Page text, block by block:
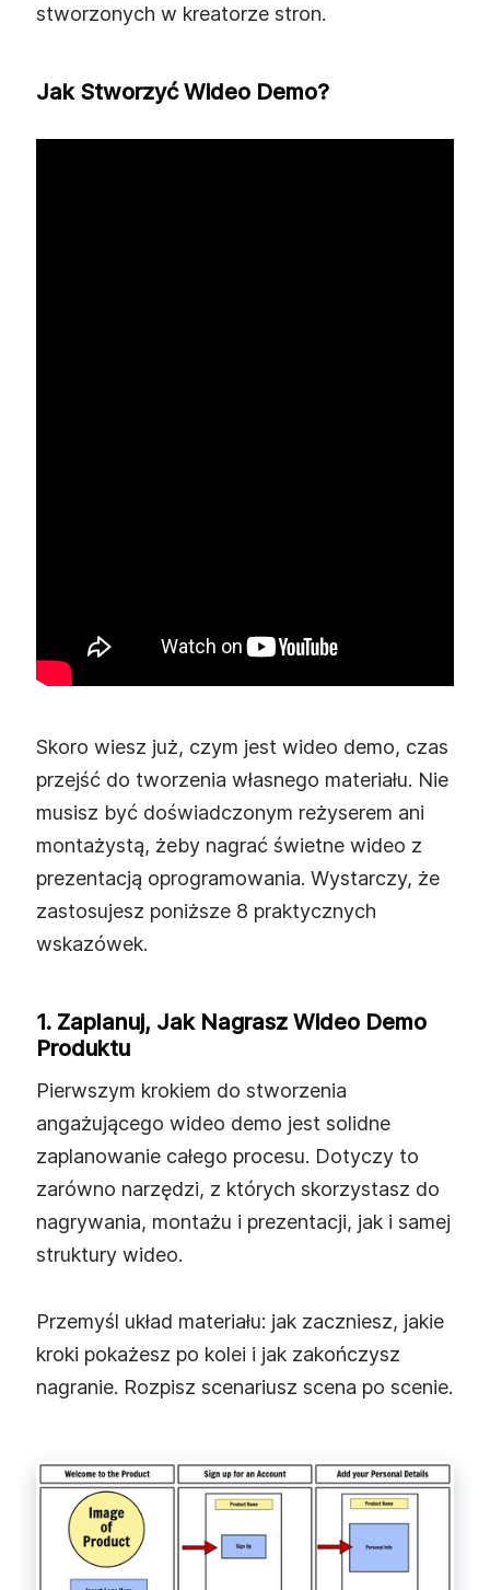
stworzonych w kreatorze stron.
Jak Stworzyć Wideo Demo?
Skoro wiesz już, czym jest wideo demo, czas
przejść do tworzenia własnego materiału. Nie
musisz być doświadczonym reżyserem ani
montażystą, żeby nagrać świetne wideo z
prezentacją oprogramowania. Wystarczy, że
zastosujesz poniższe 8 praktycznych
wskazówek.
1. Zaplanuj, Jak Nagrasz Wideo Demo
Produktu
Pierwszym krokiem do stworzenia
angażującego wideo demo jest solidne
zaplanowanie całego procesu. Dotyczy to
zarówno narzędzi, z których skorzystasz do
nagrywania, montażu i prezentacji, jak i samej
struktury wideo.
Przemyśl układ materiału: jak zaczniesz, jakie
kroki pokażesz po kolei i jak zakończysz
nagranie. Rozpisz scenariusz scena po scenie.